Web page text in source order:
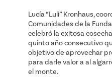
Lucía “Luli” Kronhaus,
Comunidades de la
celebró la exitosa
quinto año consecutivo
objetivo de aprovechar
para darle valor a al
el monte.